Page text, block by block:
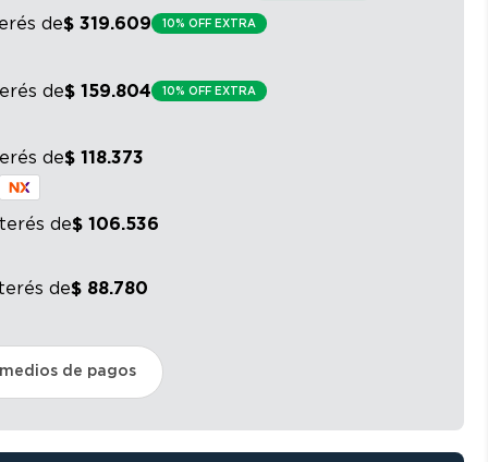
de$ 319.609 10% OFF EXTRA
de$ 159.804 10% OFF EXTRA
de$ 118.373
de$ 106.536
de$ 88.780
de pagos